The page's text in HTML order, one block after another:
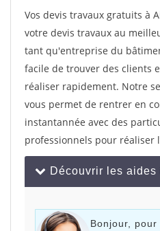
Vos devis travaux gratuits à
votre devis travaux au
tant qu'entreprise du
facile de trouver des clients
réaliser rapidement. Notre
vous permet de rentrer en
instantannée avec des
professionnels pour réaliser